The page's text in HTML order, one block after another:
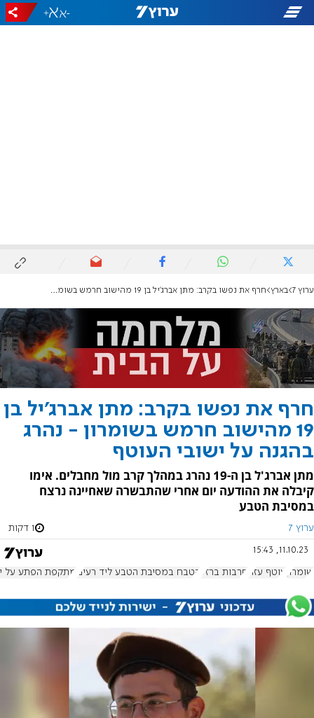
-
+
ערוץ 7 בארץ חרף את נפשו בקרב: מתן אברג'יל בן 19 מהישוב חרמש בשומרון - נהרג בהגנה על ישובי העוטף
חרף את נפשו בקרב: מתן אברג'יל בן
19 מהישוב חרמש בשומרון - נהרג
בהגנה על ישובי העוטף
מתן אברג'ל בן ה-19 נהרג במהלך קרב מול מחבלים. אימו
קיבלה את ההודעה יום אחרי שהתבשרה שאחיינה נרצח
במסיבת הטבע
ערוץ 7 1 דקות
11.10.23, 15:43
שומרון עוטף עזה חרבות ברזל הטבח במסיבת הטבע ליד רעים מתקפת הפתע על